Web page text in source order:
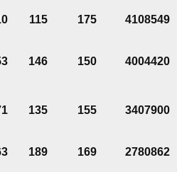
115 175 4108549
146 150 4004420
135 155 3407900
189 169 2780862